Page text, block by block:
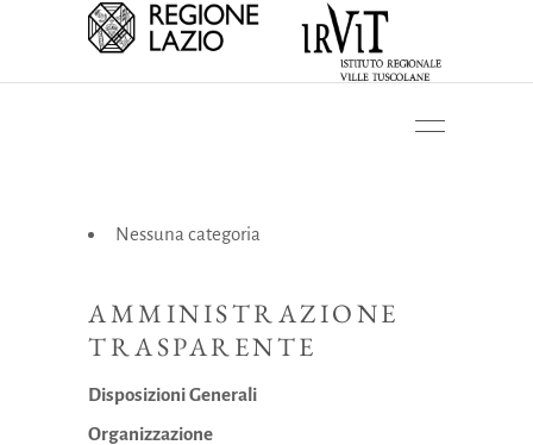
Nessuna categoria
AMMINISTRAZIONE
TRASPARENTE
Disposizioni Generali
Organizzazione